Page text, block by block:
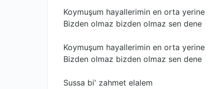
Koymuşum hayallerimin en orta yerine
Bizden olmaz bizden olmaz sen dene
Koymuşum hayallerimin en orta yerine
Bizden olmaz bizden olmaz sen dene
Sussa bi' zahmet elalem